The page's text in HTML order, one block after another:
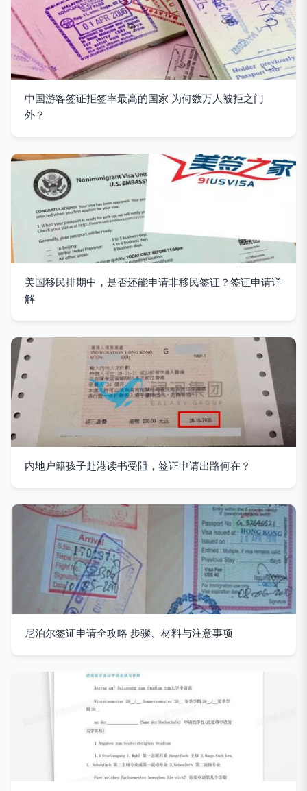
中国游客签证拒签率最高的国家 为何数万人被拒之门
外？
美国移民排期中，是否还能申请非移民签证？签证申请详
解
内地户籍孩子赴港读书受阻，签证申请出路何在？
尼泊尔签证申请全攻略 步骤、材料与注意事项